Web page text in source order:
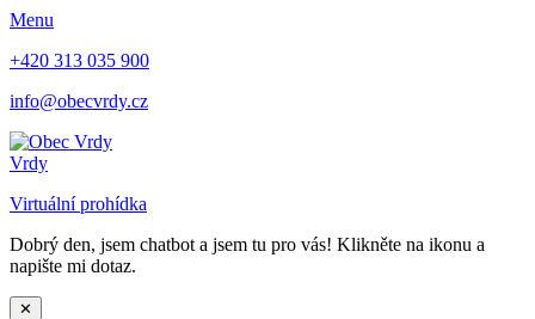
Menu
+420 313 035 900
info@obecvrdy.cz
Vrdy
Virtuální prohídka
Dobrý den, jsem chatbot a jsem tu pro vás! Klikněte na ikonu a
napište mi dotaz.
✕